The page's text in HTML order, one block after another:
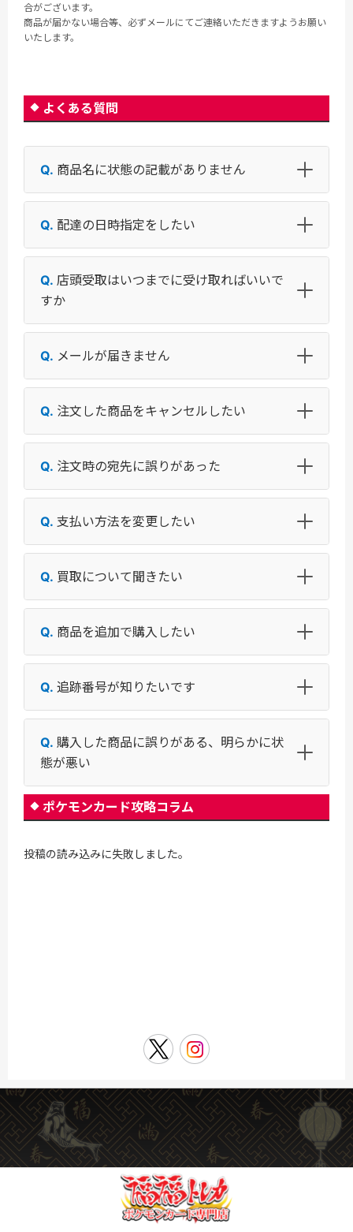
合がございます。
商品が届かない場合等、必ずメールにてご連絡いただきますようお願い
いたします。
よくある質問
商品名に状態の記載がありません
配達の日時指定をしたい
店頭受取はいつまでに受け取ればいいで
すか
メールが届きません
注文した商品をキャンセルしたい
注文時の宛先に誤りがあった
支払い方法を変更したい
買取について聞きたい
商品を追加で購入したい
追跡番号が知りたいです
購入した商品に誤りがある、明らかに状
態が悪い
ポケモンカード攻略コラム
投稿の読み込みに失敗しました。